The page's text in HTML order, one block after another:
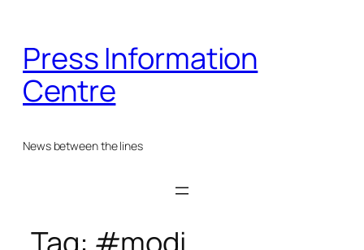
content
Press Information
Centre
News between the lines